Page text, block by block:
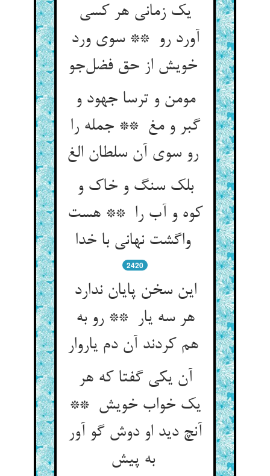
یک زمانی هر کسی
آورد رو ** سوی ورد
مومن و ترسا جهود و
گبر و مغ ** جمله را
بلک سنگ و خاک و
کوه و آب را ** هست
واگشت نهانی با خدا
2420
این سخن پایان ندارد
هر سه یار ** رو به
هم کردند آن دم یاروار
آن یکی گفتا که هر
یک خواب خویش **
آنچ دید او دوش گو آور
به پیش